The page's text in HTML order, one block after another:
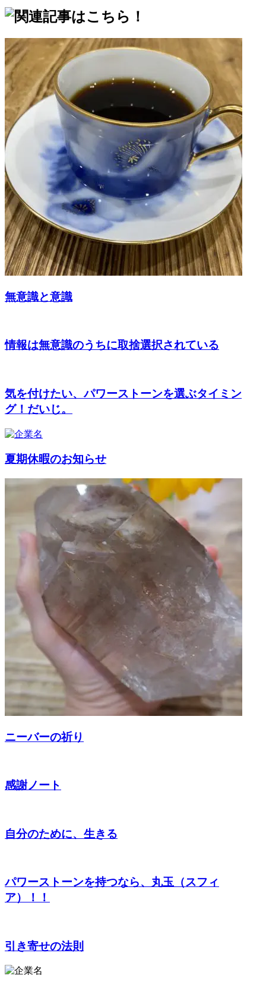
無意識と意識
情報は無意識のうちに取捨選択されている
気を付けたい、パワーストーンを選ぶタイミン
グ！だいじ。
夏期休暇のお知らせ
ニーバーの祈り
感謝ノート
自分のために、生きる
パワーストーンを持つなら、丸玉（スフィ
ア）！！
引き寄せの法則